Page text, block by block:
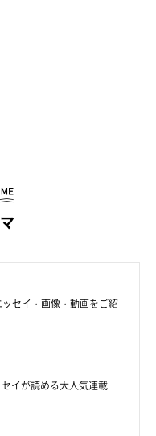
セイ・画像・動画をご紹
イが読める大人気連載